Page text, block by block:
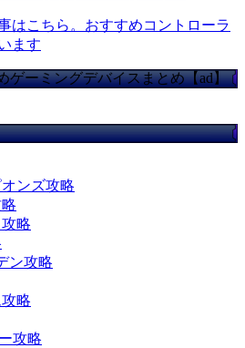
はこちら。おすすめコントローラ
ます
ゲーミングデバイスまとめ【ad】
ンズ攻略
略
ン攻略
略
攻略